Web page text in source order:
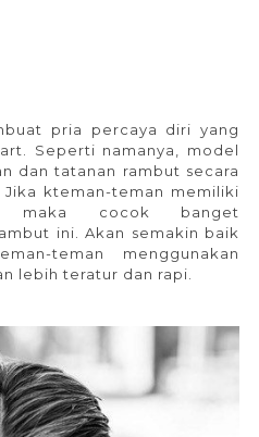
pria percaya diri yang
Seperti namanya, model
dan tatanan rambut secara
kteman-teman memiliki
cocok banget
ini. Akan semakin baik
teman menggunakan
lebih teratur dan rapi.